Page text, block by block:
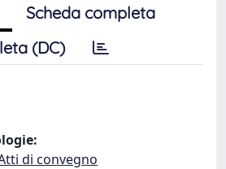
Scheda completa
(DC)
di convegno